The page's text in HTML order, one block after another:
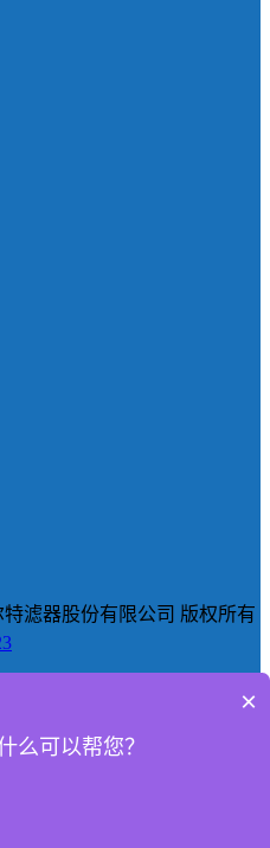
滤器股份有限公司 版权所有
×
么可以帮您？